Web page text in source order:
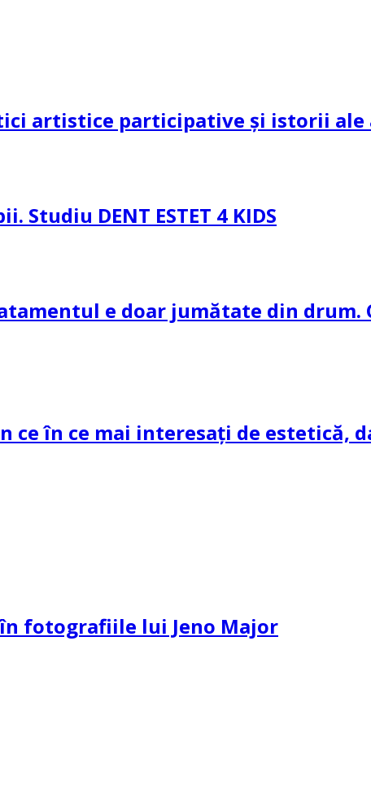
artistice participative și istorii
DENT ESTET 4 KIDS
e doar jumătate din drum.
ce în ce mai interesați de estetică,
fotografiile lui Jeno Major